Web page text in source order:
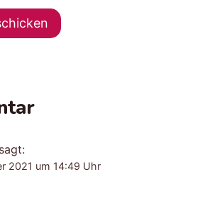
sagt:
2021 um 14:49 Uhr